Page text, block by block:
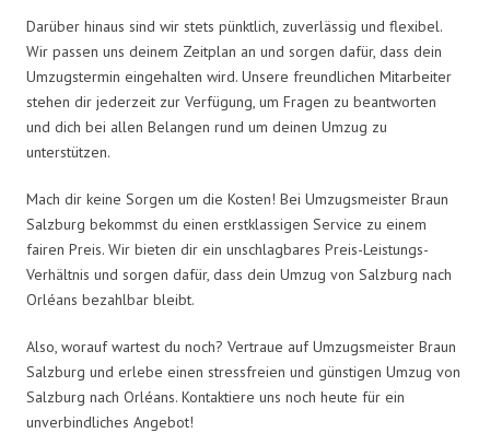
Darüber hinaus sind wir stets pünktlich, zuverlässig und flexibel.
Wir passen uns deinem Zeitplan an und sorgen dafür, dass dein
Umzugstermin eingehalten wird. Unsere freundlichen Mitarbeiter
stehen dir jederzeit zur Verfügung, um Fragen zu beantworten
und dich bei allen Belangen rund um deinen Umzug zu
unterstützen.
Mach dir keine Sorgen um die Kosten! Bei Umzugsmeister Braun
Salzburg bekommst du einen erstklassigen Service zu einem
fairen Preis. Wir bieten dir ein unschlagbares Preis-Leistungs-
Verhältnis und sorgen dafür, dass dein Umzug von Salzburg nach
Orléans bezahlbar bleibt.
Also, worauf wartest du noch? Vertraue auf Umzugsmeister Braun
Salzburg und erlebe einen stressfreien und günstigen Umzug von
Salzburg nach Orléans. Kontaktiere uns noch heute für ein
unverbindliches Angebot!